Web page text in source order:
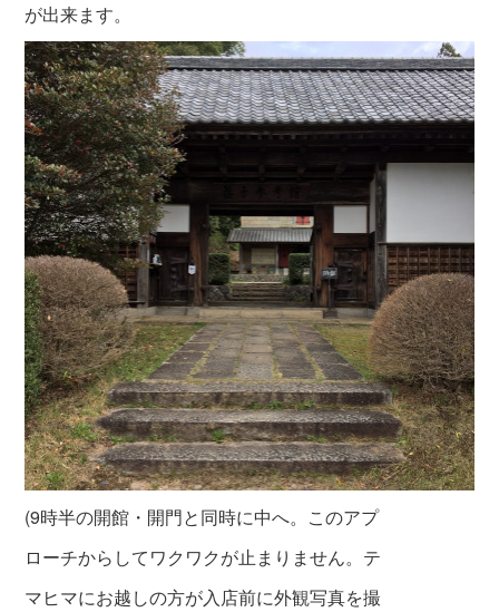
が出来ます。
(9時半の開館・開門と同時に中へ。このアプ
ローチからしてワクワクが止まりません。テ
マヒマにお越しの方が入店前に外観写真を撮